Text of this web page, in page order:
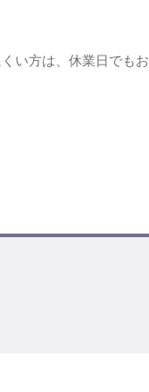
い方は、休業日でもお